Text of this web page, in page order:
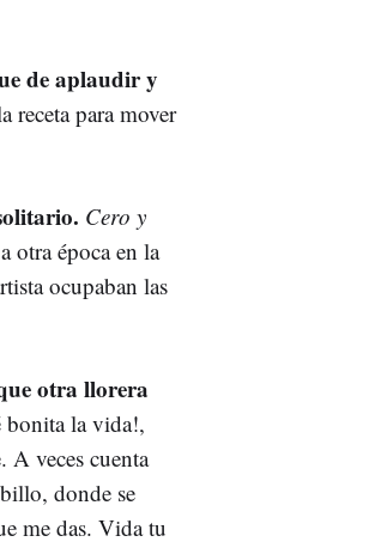
de aplaudir y
receta para mover
Cero y
otra época en la
ocupaban las
otra llorera
bonita la vida!,
veces cuenta
donde se
me das. Vida tu